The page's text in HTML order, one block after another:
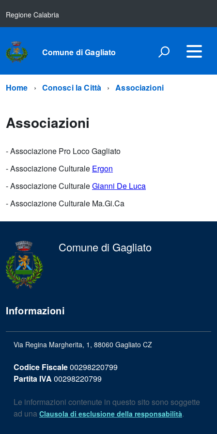
Regione Calabria
Comune di Gagliato
Home Conosci la Città Associazioni
Associazioni
- Associazione Pro Loco Gagliato
- Associazione Culturale Ergon
- Associazione CulturaleGianni De Luca
- Associazione Culturale Ma.Gi.Ca
Comune di Gagliato
Informazioni
Via Regina Margherita, 1, 88060 Gagliato CZ
Codice Fiscale00298220799
Partita IVA 00298220799
Le informazioni contenute in questo sito sono soggette
ad una Clausola di esclusione della responsabilità.